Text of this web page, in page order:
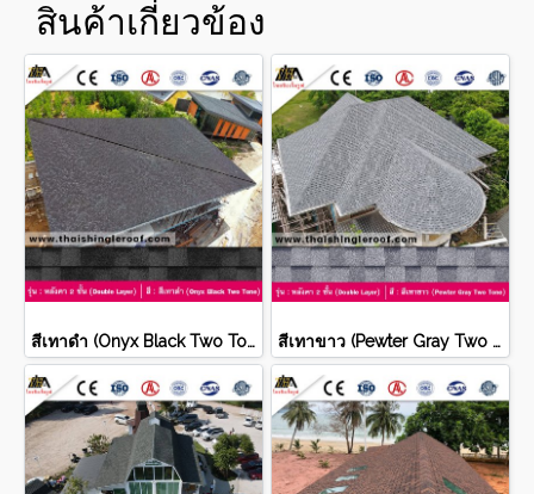
สินค้าเกี่ยวข้อง
สีเทาดำ (Onyx Black Two Tone) สีเทาขาว (Pewter Gray Two Tone)